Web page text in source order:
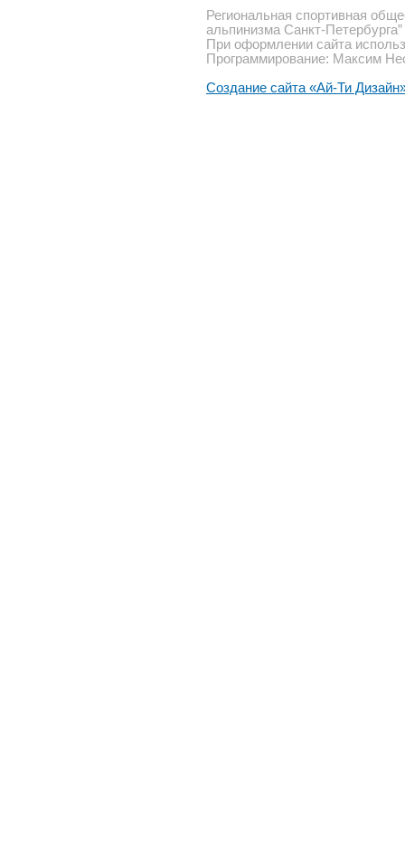
Региональная спортивная
альпинизма Санкт-Петербурга”
При оформлении сайта
Программирование: Максим
Создание сайта «Ай-Ти